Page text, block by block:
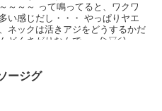
～～～ って鳴ってると、ワクワ
感じだし・・・ やっぱりヤエ
ネックは活きアジをどうするかだ
どくさがりなんで・・(≧▽≦)
ージグ